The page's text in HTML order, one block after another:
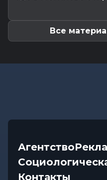
Все
Агентство
Контакты